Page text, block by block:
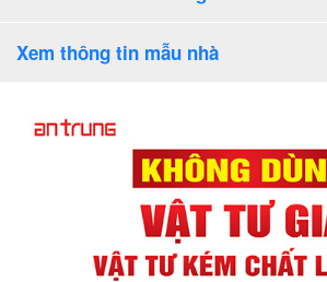
Xem thông tin mẫu nhà
Diện tích lô đất :
Diện tích xây dựng :
Số tầng cao :3tầng
Bề rộng mặt tiền :4.5m